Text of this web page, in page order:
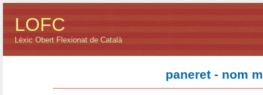
LOFC
Lèxic Obert Flexionat de Català
paneret - nom